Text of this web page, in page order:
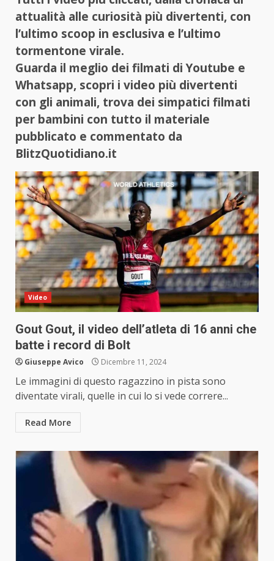
attualità alle curiosità più divertenti, con
l’ultimo scoop in esclusiva e l’ultimo
tormentone virale.
Guarda il meglio dei filmati di Youtube e
Whatsapp, scopri i video più divertenti
con gli animali, trova dei simpatici filmati
per bambini con tutto il materiale
pubblicato e commentato da
BlitzQuotidiano.it
Video
Gout Gout, il video dell’atleta di 16 anni che
batte i record di Bolt
Giuseppe Avico Dicembre 11, 2024
Le immagini di questo ragazzino in pista sono
diventate virali, quelle in cui lo si vede correre...
Read More